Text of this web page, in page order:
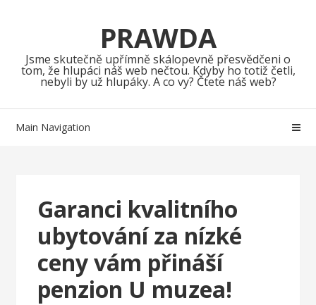
PRAWDA
Jsme skutečně upřímně skálopevně přesvědčeni o
tom, že hlupáci náš web nečtou. Kdyby ho totiž četli,
nebyli by už hlupáky. A co vy? Čtete náš web?
Main Navigation
Garanci kvalitního
ubytování za nízké
ceny vám přináší
penzion U muzea!